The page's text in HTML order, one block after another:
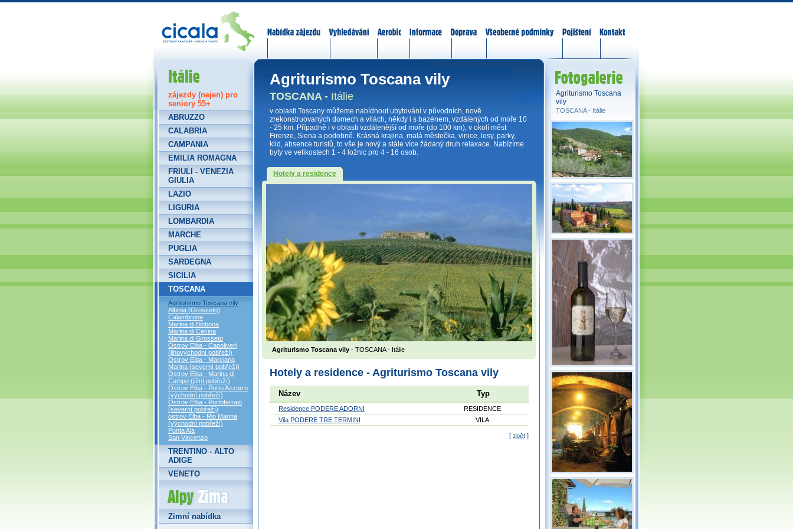
Agriturismo Toscana vily
TOSCANA - Itálie
v oblasti Toscany můžeme nabídnout ubytování v původních, nově
zrekonstruovaných domech a vilách, někdy i s bazénem, vzdálených od moře 10
- 25 km. Případně i v oblasti vzdálenější od moře (do 100 km), v okolí měst
Firenze, Siena a podobně. Krásná krajina, malá městečka, vinice, lesy, parky,
klid, absence turistů, to vše je nový a stále více žádaný druh relaxace. Nabízíme
byty ve velikostech 1 - 4 ložnic pro 4 - 16 osob.
Hotely a residence
Agriturismo Toscana vily - TOSCANA - Itálie
Hotely a residence - Agriturismo Toscana vily
Název Typ
Residence PODERE ADORNI
RESIDENCE
Vila PODERE TRE TERMINI
VILA
[ zpět ]
Itálie
zájezdy (nejen) pro
seniory 55+
ABRUZZO
CALABRIA
CAMPANIA
EMILIA ROMAGNA
FRIULI - VENEZIA
GIULIA
LAZIO
LIGURIA
LOMBARDIA
MARCHE
PUGLIA
SARDEGNA
SICILIA
TOSCANA
Agriturismo Toscana vily
Albinia (Grosseto)
Calambrone
Marina di Bibbona
Marina di Cecina
Marina di Grosseto
Ostrov Elba - Capoliveri
(jihovýchodní pobřeží)
Ostrov Elba - Marciana
Marina (severní pobřeží)
Ostrov Elba - Marina di
Campo (jižní pobřeží)
Ostrov Elba - Porto Azzurro
(východní pobřeží)
Ostrov Elba - Portoferraio
(severní pobřeží)
ostrov Elba - Rio Marina
(východní pobřeží)
Punta Ala
San Vincenzo
TRENTINO - ALTO
ADIGE
VENETO
Alpy Zima
Zimní nabídka
Agriturismo Toscana
vily
TOSCANA - Itálie